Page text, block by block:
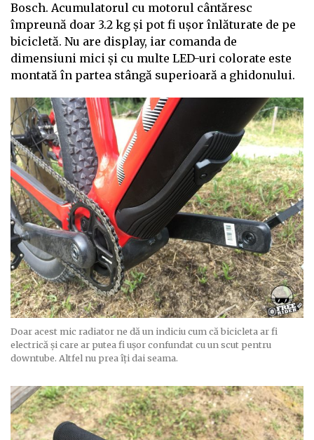
Bosch. Acumulatorul cu motorul cântăresc
împreună doar 3.2 kg și pot fi ușor înlăturate de pe
bicicletă. Nu are display, iar comanda de
dimensiuni mici și cu multe LED-uri colorate este
montată în partea stângă superioară a ghidonului.
Doar acest mic radiator ne dă un indiciu cum că bicicleta ar fi
electrică și care ar putea fi ușor confundat cu un scut pentru
downtube. Altfel nu prea îți dai seama.